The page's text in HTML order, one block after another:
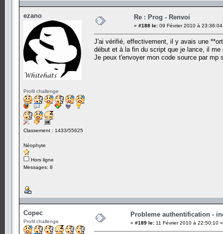
ezano
Profil challenge
Classement : 1433/55625
Néophyte
Hors ligne
Messages: 8
Re : Prog - Renvoi
« #188 le: 09 Février 2010 à
J'ai vérifié, effectivement, il y avais une
début et à la fin du script que je lance, il
Je peux t'envoyer mon code source par mp
Copec
Profil challenge
Probleme authentification -
« #189 le: 11 Février 2010 à 22:50:10 »